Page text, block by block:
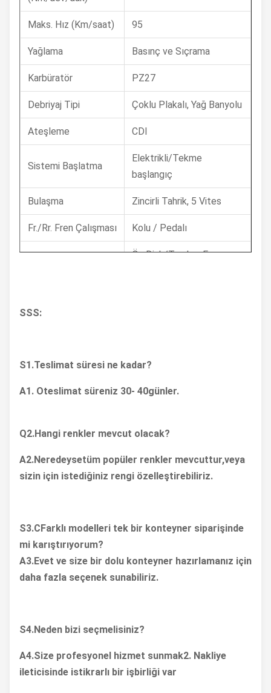
Maks. Hız (Km/saat) 95
Yağlama Basınç ve Sıçrama
Karbüratör PZ27
Debriyaj Tipi Çoklu Plakalı, Yağ Banyolu
Ateşleme CDI
Sistemi Başlatma
Elektrikli/Tekme
başlangıç
Bulaşma Zincirli Tahrik, 5 Vites
Fr./Rr. Fren Çalışması Kolu / Pedalı
Ön Disk/Tambur Fren;
Kafa Işık 12V35W/35W
Uzunluk X Genişlik X
Koltuk Yüksekliği
(mm)
Dingil mesafesi (mm) 1240
Yükseklik (mm)
Maks. İzin Verilen
Ağırlık (kg)
256
Tüketimi (L/100km)
≤2,1
Yakıt Tankı
Kapasitesi (L)
15
SSS:
S1.Teslimat süresi ne kadar?
A1. Oteslimat süreniz 30- 40günler.
Q2.Hangi renkler mevcut olacak?
A2.Neredeysetüm popüler renkler mevcuttur,veya
sizin için istediğiniz rengi özelleştirebiliriz.
S3.CFarklı modelleri tek bir konteyner siparişinde
mi karıştırıyorum?
A3.Evet ve size bir dolu konteyner hazırlamanız için
daha fazla seçenek sunabiliriz.
S4.Neden bizi seçmelisiniz?
A4.Size profesyonel hizmet sunmak2. Nakliye
ileticisinde istikrarlı bir işbirliği var